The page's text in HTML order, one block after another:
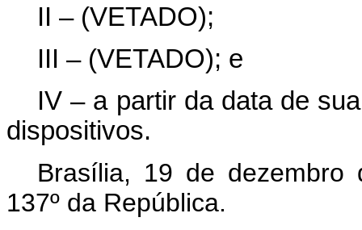
II – (VETADO);
III – (VETADO); e
IV – a partir da data de
dispositivos.
Brasília, 19 de dezembro
137º da República.